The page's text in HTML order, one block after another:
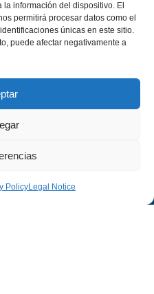
información del dispositivo. El
permitirá procesar datos como el
únicas en este sitio.
puede afectar negativamente a
PolicyLegal Notice
Legal